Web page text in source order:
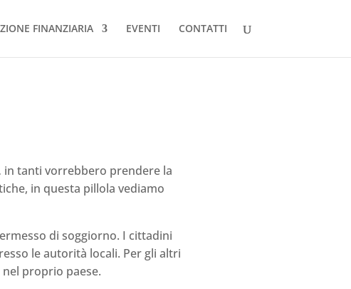
FINANZIARIA EVENTI CONTATTI
in tanti vorrebbero prendere la
in questa pillola vediamo
di soggiorno. I cittadini
le autorità locali. Per gli altri
proprio paese.